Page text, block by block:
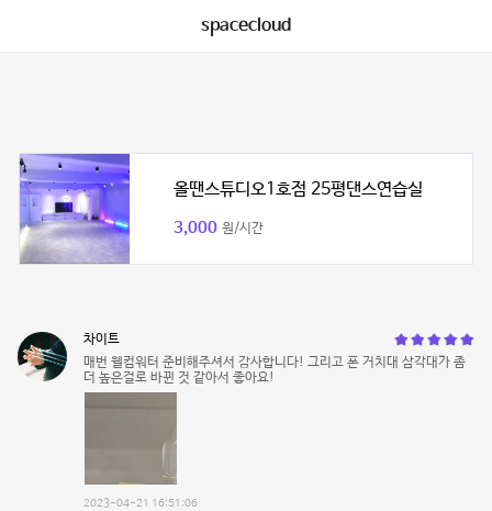
spacecloud
올땐스튜디오1호점 25평댄스연습실
3,000 원/시간
차이트
매번 웰컴워터 준비해주셔서 감사합니다! 그리고 폰 거치대 삼각대가 좀
더 높은걸로 바뀐 것 같아서 좋아요!
2023-04-21 16:51:06